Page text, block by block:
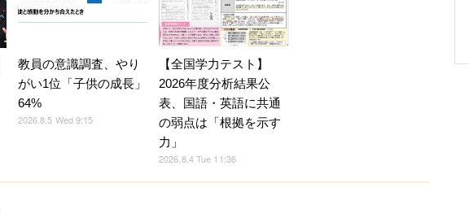
教員の意識調査、やり
がい1位「子供の成長」
64%
2026.8.5 Wed 9:15
【全国学力テスト】
2026年度分析結果公
表、国語・英語に共通
の弱点は「根拠を示す
力」
2026.8.4 Tue 11:36